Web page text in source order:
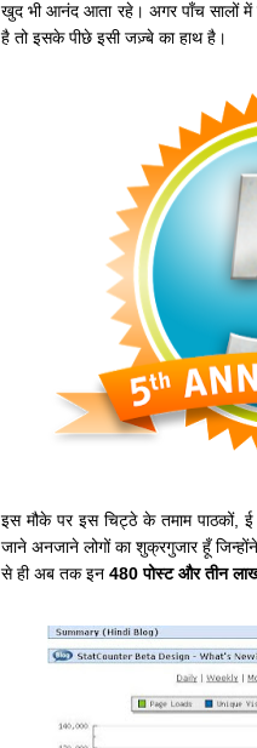
खुद भी आनंद आता रहे। अगर पाँच सालों में
है तो इसके पीछे इसी जज़्बे का हाथ है।
इस मौके पर इस चिट्ठे के तमाम पाठकों,
जाने अनजाने लोगों का शुक्रगुजार हूँ
से ही अब तक इन 480 पोस्ट और तीन